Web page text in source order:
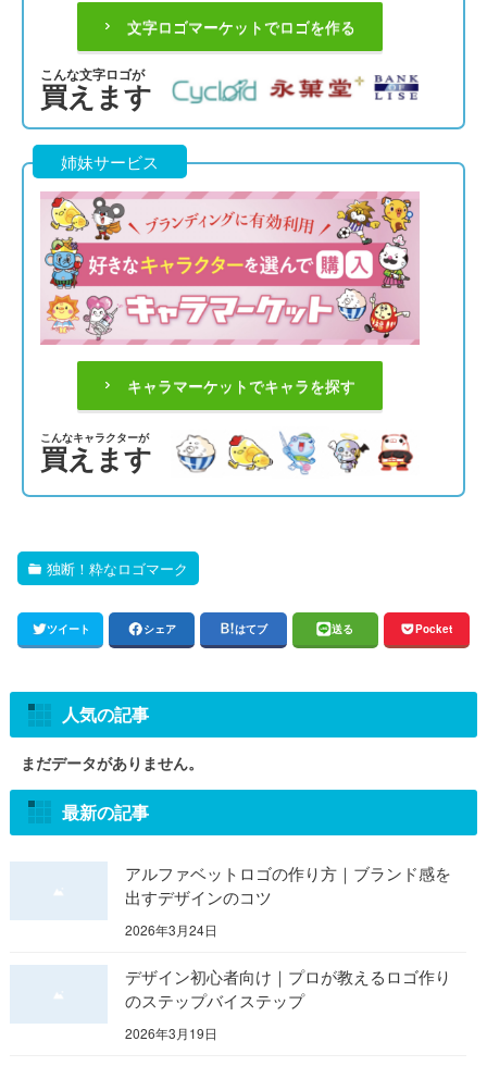
文字ロゴマーケットでロゴを作る
こんな文字ロゴが
買えます
姉妹サービス
キャラマーケットでキャラを探す
こんなキャラクターが
買えます
独断！粋なロゴマーク
ツイート シェア はてブ 送る Pocket
人気の記事
まだデータがありません。
最新の記事
アルファベットロゴの作り方｜ブランド感を
出すデザインのコツ
2026年3月24日
デザイン初心者向け｜プロが教えるロゴ作り
のステップバイステップ
2026年3月19日